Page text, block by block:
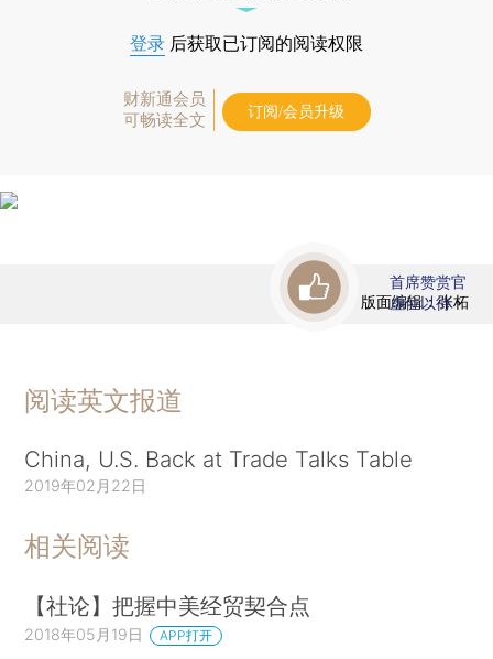
登录 后获取已订阅的阅读权限
财新通会员
可畅读全文
订阅/会员升级
版面编辑：张柘
首席赞赏官
虚位以待
阅读英文报道
China, U.S. Back at Trade Talks Table
2019年02月22日
相关阅读
【社论】把握中美经贸契合点
2018年05月19日 APP打开